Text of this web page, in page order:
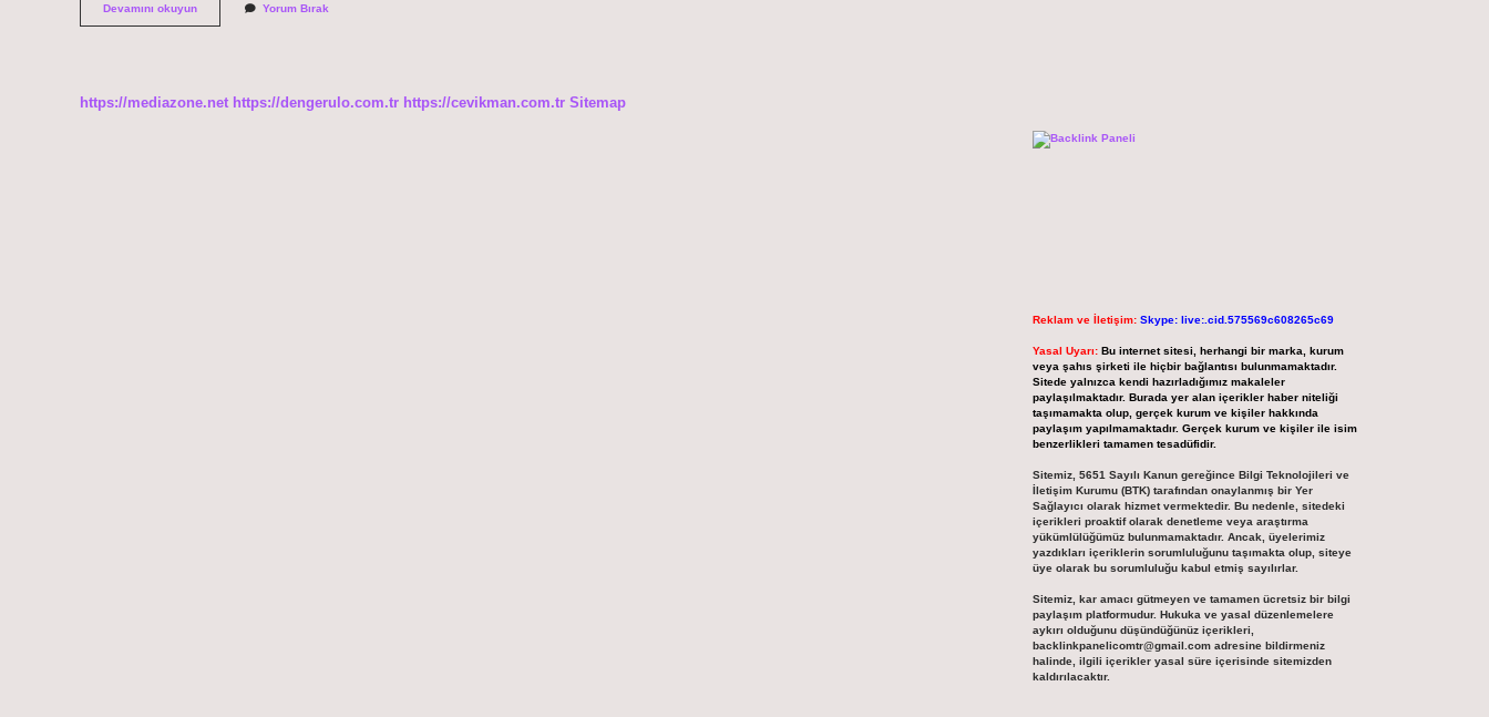
Devamını okuyun12V
3
Yorum Bırak
https://mediazone.net https://dengerulo.com.tr https://cevikman.com.tr Sitemap
Reklam ve İletişim: Skype: live:.cid.575569c608265c69
Yasal Uyarı: Bu internet sitesi, herhangi bir marka, kurum
veya şahıs şirketi ile hiçbir bağlantısı bulunmamaktadır.
Sitede yalnızca kendi hazırladığımız makaleler
paylaşılmaktadır. Burada yer alan içerikler haber niteliği
taşımamakta olup, gerçek kurum ve kişiler hakkında
paylaşım yapılmamaktadır. Gerçek kurum ve kişiler ile isim
benzerlikleri tamamen tesadüfidir.
Sitemiz, 5651 Sayılı Kanun gereğince Bilgi Teknolojileri ve
İletişim Kurumu (BTK) tarafından onaylanmış bir Yer
Sağlayıcı olarak hizmet vermektedir. Bu nedenle, sitedeki
içerikleri proaktif olarak denetleme veya araştırma
yükümlülüğümüz bulunmamaktadır. Ancak, üyelerimiz
yazdıkları içeriklerin sorumluluğunu taşımakta olup, siteye
üye olarak bu sorumluluğu kabul etmiş sayılırlar.
Sitemiz, kar amacı gütmeyen ve tamamen ücretsiz bir bilgi
paylaşım platformudur. Hukuka ve yasal düzenlemelere
aykırı olduğunu düşündüğünüz içerikleri,
backlinkpanelicomtr@gmail.comadresine bildirmeniz
halinde, ilgili içerikler yasal süre içerisinde sitemizden
kaldırılacaktır.